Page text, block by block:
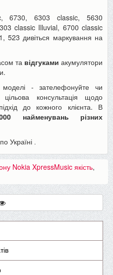
6730, 6303 classic, 5630
classic Illuvial, 6700 classic
523 дивіться маркування на
та відгуками акумулятори
- зателефонуйте чи
консультація щодо
до кожного клієнта. В
найменувань різних
Україні .
Nokia XpressMusic якість,